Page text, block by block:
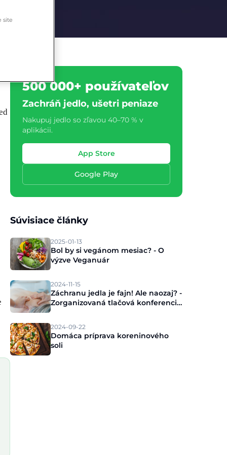
500 000+ používateľov
Zachráň jedlo, ušetri peniaze
Nakupuj jedlo so zľavou 40–70 % v
aplikácii.
App Store
Google Play
Súvisiace články
2025-01-13
Bol by si vegánom mesiac? - O
výzve Veganuár
2024-11-15
Záchranu jedla je fajn! Ale naozaj? -
Zorganizovaná tlačová konferencia
2024-09-22
Domáca príprava koreninového
soli
site